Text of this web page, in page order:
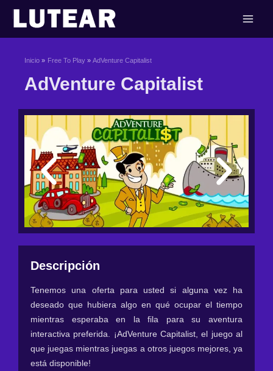
contenido
Inicio Free To Play AdVenture Capitalist
AdVenture Capitalist
Descripción
Tenemos una oferta para usted si alguna vez ha
deseado que hubiera algo en qué ocupar el tiempo
mientras esperaba en la fila para su aventura
interactiva preferida. ¡AdVenture Capitalist, el juego al
que juegas mientras juegas a otros juegos mejores, ya
está disponible!